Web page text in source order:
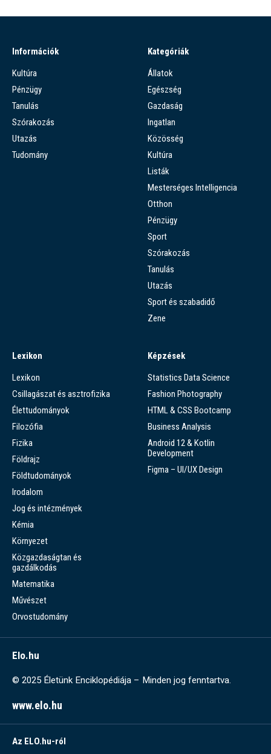
Információk
Kultúra
Pénzügy
Tanulás
Szórakozás
Utazás
Tudomány
Kategóriák
Állatok
Egészség
Gazdaság
Ingatlan
Közösség
Kultúra
Listák
Mesterséges Intelligencia
Otthon
Pénzügy
Sport
Szórakozás
Tanulás
Utazás
Sport és szabadidő
Zene
Lexikon
Lexikon
Csillagászat és asztrofizika
Élettudományok
Filozófia
Fizika
Földrajz
Földtudományok
Irodalom
Jog és intézmények
Kémia
Környezet
Közgazdaságtan és
gazdálkodás
Matematika
Művészet
Orvostudomány
Képzések
Statistics Data Science
Fashion Photography
HTML & CSS Bootcamp
Business Analysis
Android 12 & Kotlin
Development
Figma – UI/UX Design
Elo.hu
© 2025 Életünk Enciklopédiája – Minden jog fenntartva.
www.elo.hu
Az ELO.hu-ról